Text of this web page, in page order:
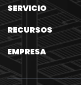
SERVICIO
RECURSOS
EMPRESA